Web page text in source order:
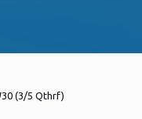
(3/5 Qthrf)